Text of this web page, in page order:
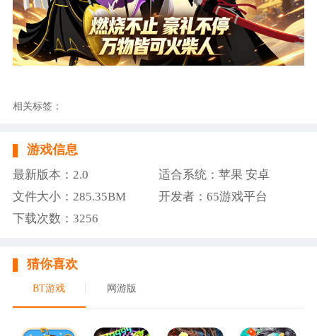
相关标签：
游戏信息
最新版本：2.0
适合系统：苹果 安卓
文件大小：285.35BM
开发者：65游戏平台
下载次数：3256
猜你喜欢
BT游戏 网游版